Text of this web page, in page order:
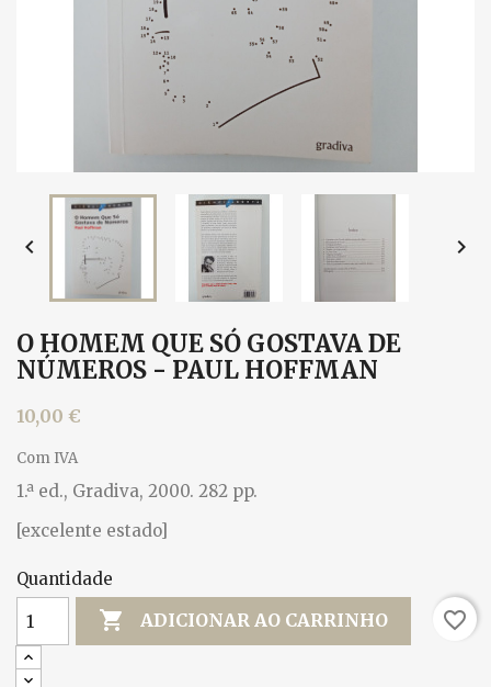
 
O HOMEM QUE SÓ GOSTAVA DE
NÚMEROS - PAUL HOFFMAN
10,00 €
Com IVA
1.ª ed., Gradiva, 2000. 282 pp.
[excelente estado]
Quantidade
 ADICIONAR AO CARRINHO favorite_border